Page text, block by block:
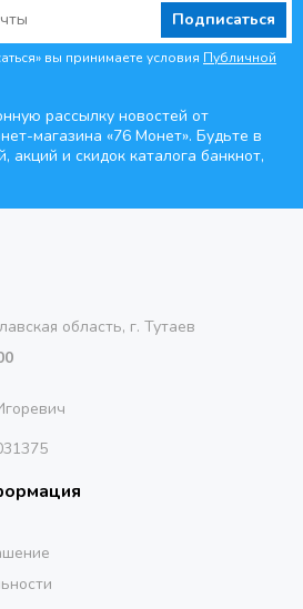
Подписаться
вы принимаете условия Публичной
рассылку новостей от
магазина «76 Монет». Будьте в
акций и скидок каталога банкнот,
область, г. Тутаев